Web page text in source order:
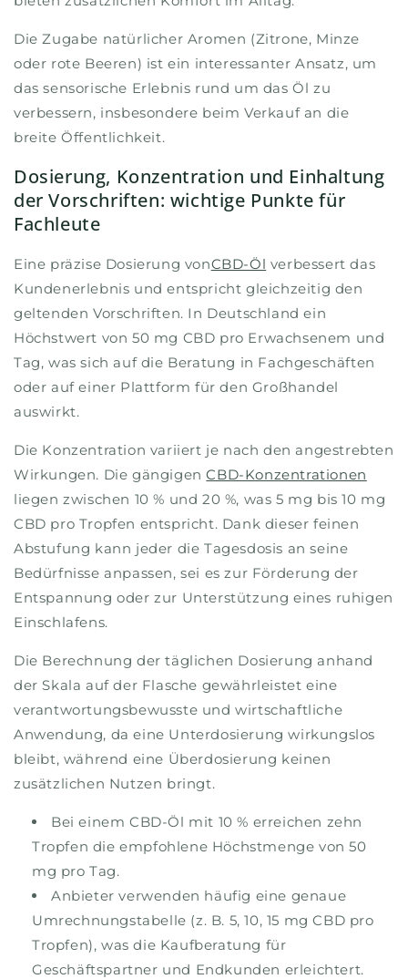
Die Zugabe natürlicher Aromen (Zitrone, Minze
oder rote Beeren) ist ein interessanter Ansatz, um
das sensorische Erlebnis rund um das Öl zu
verbessern, insbesondere beim Verkauf an die
breite Öffentlichkeit.
Dosierung, Konzentration und Einhaltung
der Vorschriften: wichtige Punkte für
Fachleute
Eine präzise Dosierung vonCBD-Öl verbessert das
Kundenerlebnis und entspricht gleichzeitig den
geltenden Vorschriften. In Deutschland ein
Höchstwert von 50 mg CBD pro Erwachsenem und
Tag, was sich auf die Beratung in Fachgeschäften
oder auf einer Plattform für den Großhandel
auswirkt.
Die Konzentration variiert je nach den angestrebten
Wirkungen. Die gängigenCBD-Konzentrationen
liegen zwischen 10 % und 20 %, was 5 mg bis 10 mg
CBD pro Tropfen entspricht. Dank dieser feinen
Abstufung kann jeder die Tagesdosis an seine
Bedürfnisse anpassen, sei es zur Förderung der
Entspannung oder zur Unterstützung eines ruhigen
Einschlafens.
Die Berechnung der täglichen Dosierung anhand
der Skala auf der Flasche gewährleistet eine
verantwortungsbewusste und wirtschaftliche
Anwendung, da eine Unterdosierung wirkungslos
bleibt, während eine Überdosierung keinen
zusätzlichen Nutzen bringt.
Bei einem CBD-Öl mit 10 % erreichen zehn
Tropfen die empfohlene Höchstmenge von 50
mg pro Tag.
Anbieter verwenden häufig eine genaue
Umrechnungstabelle (z. B. 5, 10, 15 mg CBD pro
Tropfen), was die Kaufberatung für
Geschäftspartner und Endkunden erleichtert.